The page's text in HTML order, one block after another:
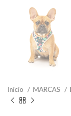
Inicio MARCAS